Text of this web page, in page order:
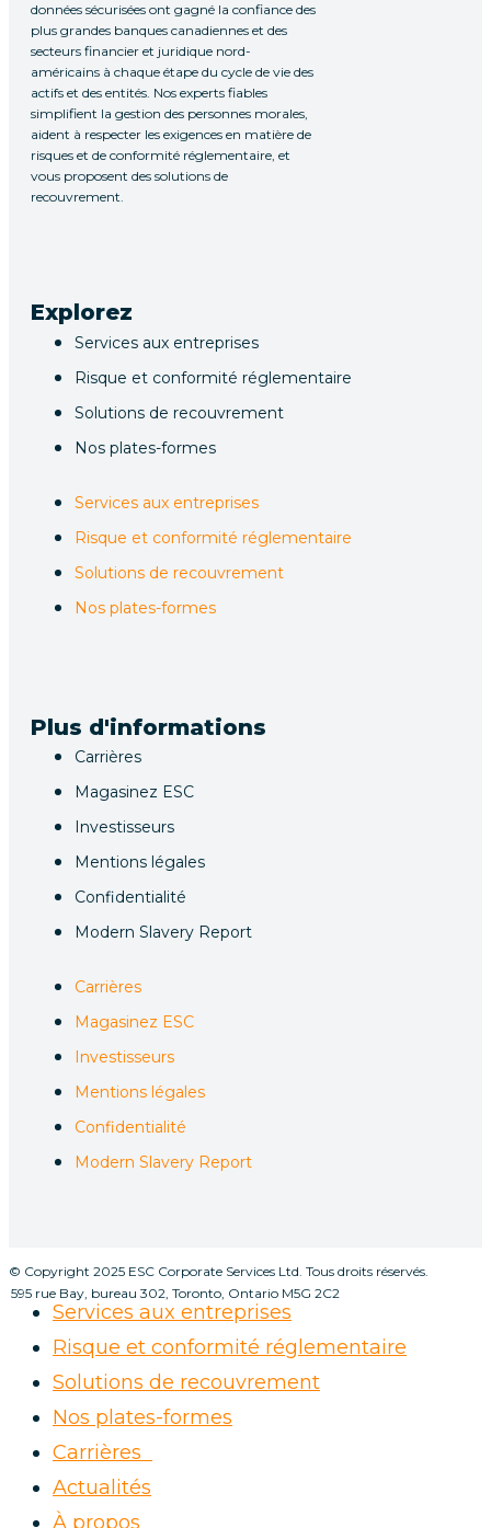
données sécurisées ont gagné la confiance des
plus grandes banques canadiennes et des
secteurs financier et juridique nord-
américains à chaque étape du cycle de vie des
actifs et des entités. Nos experts fiables
simplifient la gestion des personnes morales,
aident à respecter les exigences en matière de
risques et de conformité réglementaire, et
vous proposent des solutions de
recouvrement.
Explorez
Services aux entreprises
Risque et conformité réglementaire
Solutions de recouvrement
Nos plates-formes
Services aux entreprises
Risque et conformité réglementaire
Solutions de recouvrement
Nos plates-formes
Plus d'informations
Carrières
Magasinez ESC
Investisseurs
Mentions légales
Confidentialité
Modern Slavery Report
Carrières
Magasinez ESC
Investisseurs
Mentions légales
Confidentialité
Modern Slavery Report
© Copyright 2025 ESC Corporate Services Ltd. Tous droits réservés.
595 rue Bay, bureau 302, Toronto, Ontario M5G 2C2
Services aux entreprises
Risque et conformité réglementaire
Solutions de recouvrement
Nos plates-formes
Carrières
Actualités
À propos